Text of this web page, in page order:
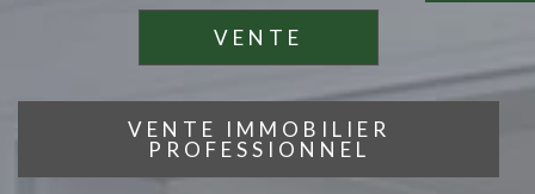
VENTE
VENTE IMMOBILIER
PROFESSIONNEL